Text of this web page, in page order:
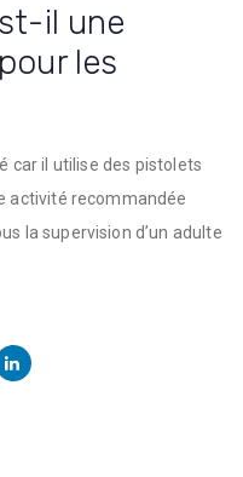
il une
les
car il utilise des pistolets
activité recommandée
la supervision d’un adulte